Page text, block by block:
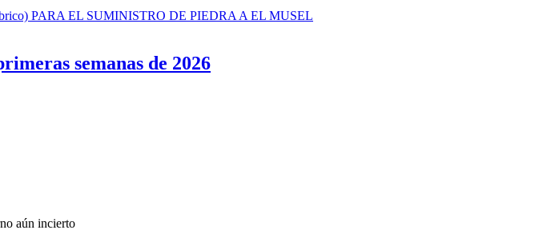
PARA EL SUMINISTRO DE PIEDRA A EL MUSEL
semanas de 2026
aún incierto